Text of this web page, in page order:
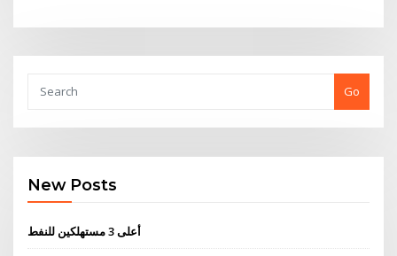
Go
New Posts
أعلى 3 مستهلكين للنفط